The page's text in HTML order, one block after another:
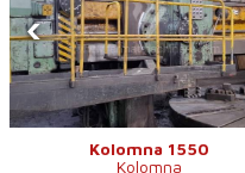
‹
Kolomna 1550
Kolomna